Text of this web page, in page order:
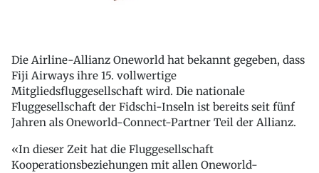
Die Airline-Allianz Oneworld hat bekannt gegeben, dass
Fiji Airways ihre 15. vollwertige
Mitgliedsfluggesellschaft wird. Die nationale
Fluggesellschaft der Fidschi-Inseln ist bereits seit fünf
Jahren als Oneworld-Connect-Partner Teil der Allianz.
«In dieser Zeit hat die Fluggesellschaft
Kooperationsbeziehungen mit allen Oneworld-